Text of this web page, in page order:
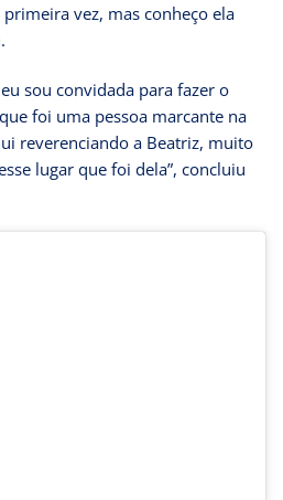
vez, mas conheço ela
sou convidada para fazer o
foi uma pessoa marcante na
reverenciando a Beatriz, muito
lugar que foi dela”, concluiu